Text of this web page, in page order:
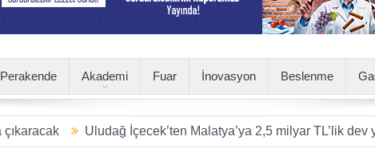
Perakende Akademi Fuar İnovasyon Beslenme
Uludağ İçecek’ten Malatya’ya 2,5 milyar TL’lik dev yatırım